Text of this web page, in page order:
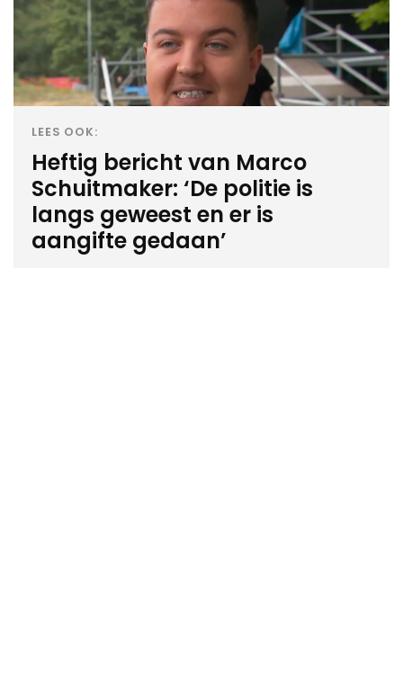
LEES OOK:
Heftig bericht van Marco
Schuitmaker: ‘De politie is
langs geweest en er is
aangifte gedaan’